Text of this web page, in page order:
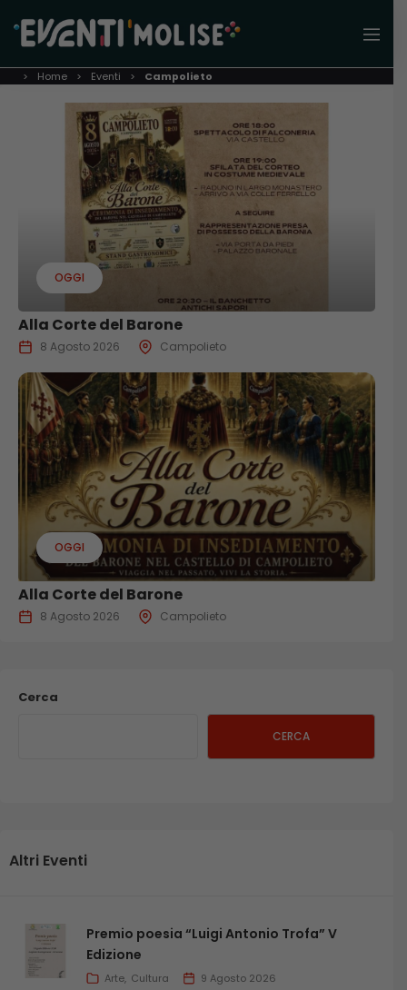
Home Eventi Campolieto
OGGI
Alla Corte del Barone
8 Agosto 2026 Campolieto
OGGI
Alla Corte del Barone
8 Agosto 2026 Campolieto
Cerca
CERCA
Altri Eventi
Premio poesia “Luigi Antonio Trofa” V
Edizione
Arte Cultura 9 Agosto 2026